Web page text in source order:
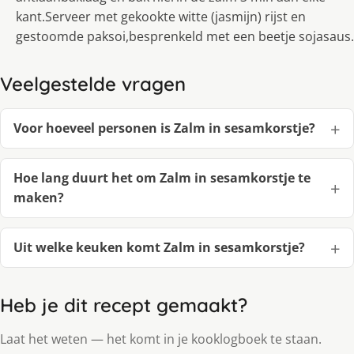
kant.Serveer met gekookte witte (jasmijn) rijst en
gestoomde paksoi,besprenkeld met een beetje sojasaus.
Veelgestelde vragen
Voor hoeveel personen is Zalm in sesamkorstje?
Hoe lang duurt het om Zalm in sesamkorstje te
maken?
Uit welke keuken komt Zalm in sesamkorstje?
Heb je dit recept gemaakt?
Laat het weten — het komt in je kooklogboek te staan.